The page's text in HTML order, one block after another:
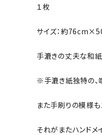
１枚
サイズ：約
手漉きの丈夫な和
※手漉き紙独特の、
また手刷りの模様
それがまたハンドメ